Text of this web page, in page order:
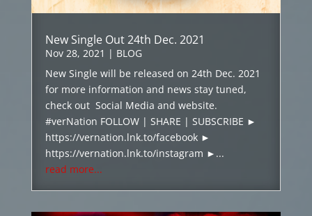
New Single Out 24th Dec. 2021
Nov 28, 2021 | BLOG
New Single will be released on 24th Dec. 2021
for more information and news stay tuned,
check out Social Media and website.
#verNation FOLLOW | SHARE | SUBSCRIBE ►
https://vernation.lnk.to/facebook ►
https://vernation.lnk.to/instagram ►...
read more...